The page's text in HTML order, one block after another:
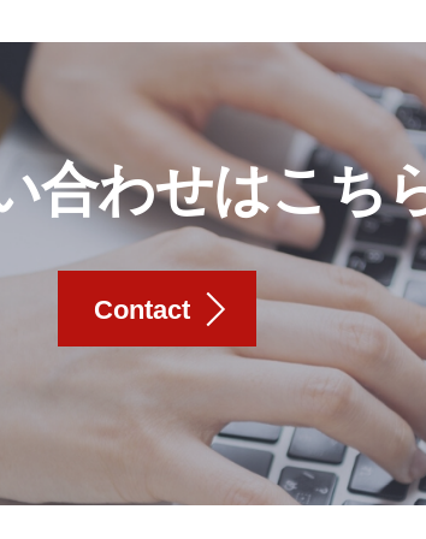
合わせはこち
Contact